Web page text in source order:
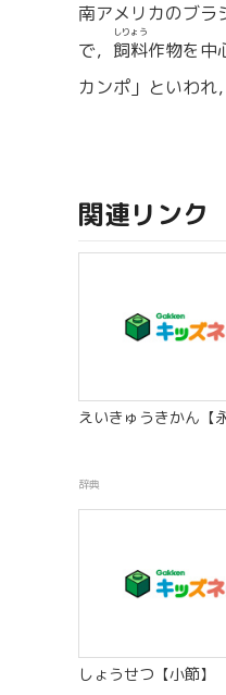
南アメリカのブラ
で， 飼料
しりょう
作物を中
カンポ」といわれ，
関連リンク
えいきゅうきかん【
辞典
しょうせつ【小節】